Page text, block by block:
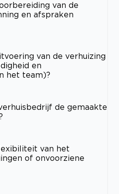
van de
en afspraken
van de verhuizing
en
het team)?
de gemaakte
van het
of onvoorziene